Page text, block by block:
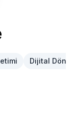
Dijital